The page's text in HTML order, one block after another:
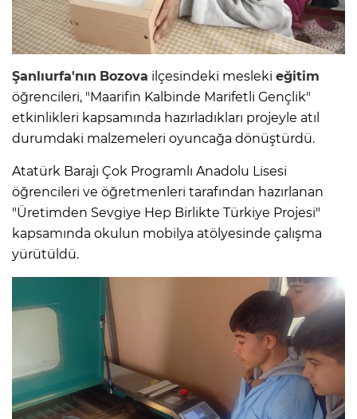
Şanlıurfa'nın Bozova ilçesindeki mesleki eğitim
öğrencileri, "Maarifin Kalbinde Marifetli Gençlik"
etkinlikleri kapsamında hazırladıkları projeyle atıl
durumdaki malzemeleri oyuncağa dönüştürdü.
Atatürk Barajı Çok Programlı Anadolu Lisesi
öğrencileri ve öğretmenleri tarafından hazırlanan
"Üretimden Sevgiye Hep Birlikte Türkiye Projesi"
kapsamında okulun mobilya atölyesinde çalışma
yürütüldü.